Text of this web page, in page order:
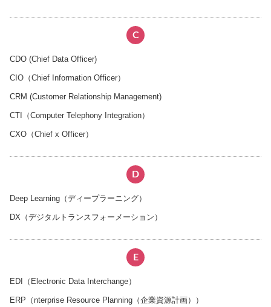
C
CDO (Chief Data Officer)
CIO（Chief Information Officer）
CRM (Customer Relationship Management)
CTI（Computer Telephony Integration）
CXO（Chief x Officer）
D
Deep Learning（ディープラーニング）
DX（デジタルトランスフォーメーション）
E
EDI（Electronic Data Interchange）
ERP（nterprise Resource Planning（企業資源計画））